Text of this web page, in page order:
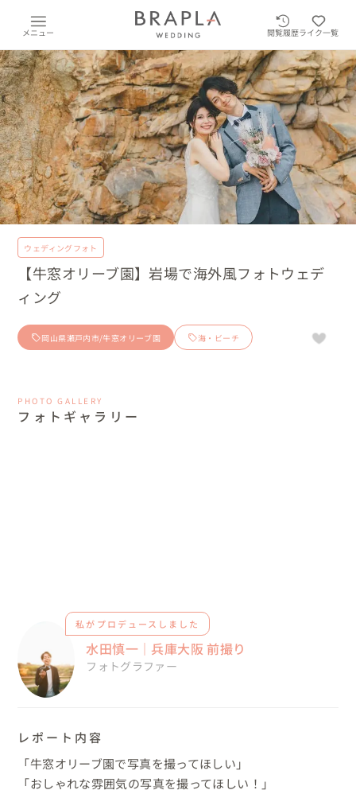
メニュー 閲覧履歴ライク一覧
ウェディングフォト
【牛窓オリーブ園】岩場で海外風フォトウェデ
ィング
岡山県瀬戸内市/牛窓オリーブ園 海・ビーチ
PHOTO GALLERY
フォトギャラリー
私がプロデュースしました
水田慎一｜兵庫大阪 前撮り
フォトグラファー
レポート内容
「牛窓オリーブ園で写真を撮ってほしい」
「おしゃれな雰囲気の写真を撮ってほしい！」